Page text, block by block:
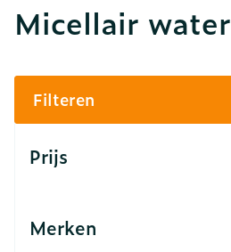
Micellair water
Filteren
Prijs
Merken